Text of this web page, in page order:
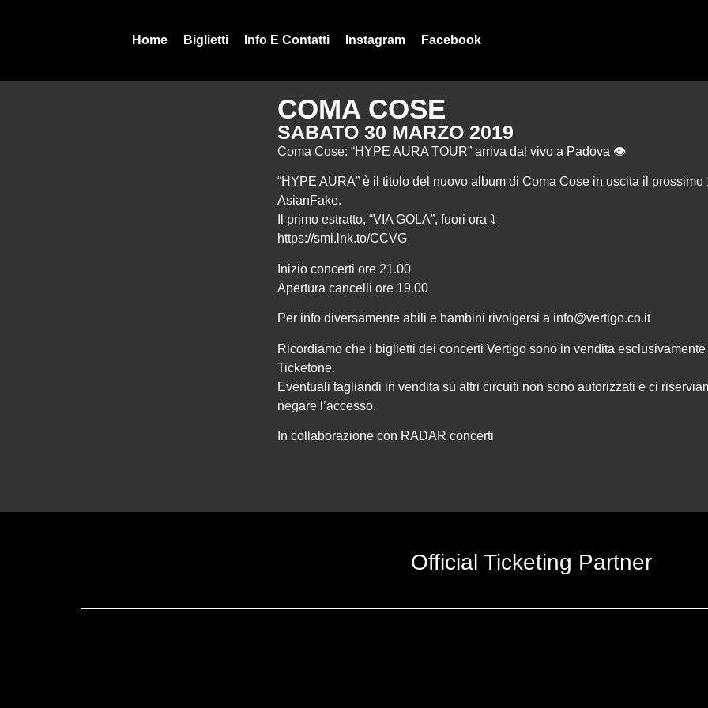
Home Biglietti Info E Contatti Instagram Facebook
COMA COSE
SABATO 30 MARZO 2019
Coma Cose: “HYPE AURA TOUR” arriva dal vivo a Padova 👁
“HYPE AURA” è il titolo del nuovo album di Coma Cose in uscita il prossimo
AsianFake.
Il primo estratto, “VIA GOLA”, fuori ora ⤵️
https://smi.lnk.to/CCVG
Inizio concerti ore 21.00
Apertura cancelli ore 19.00
Per info diversamente abili e bambini rivolgersi a info@vertigo.co.it
Ricordiamo che i biglietti dei concerti Vertigo sono in vendita
Ticketone.
Eventuali tagliandi in vendita su altri circuiti non sono autorizzati e ci
negare l’accesso.
In collaborazione con RADAR concerti
Official Ticketing Partner